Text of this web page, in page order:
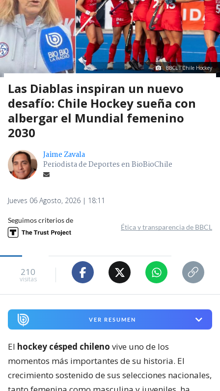
BBCL I Chile Hockey
Las Diablas inspiran un nuevo
desafío: Chile Hockey sueña con
albergar el Mundial femenino
2030
Jaime Zavala
Periodista de Deportes en BioBioChile
Jueves 06 Agosto, 2026 | 18:11
Seguimos criterios de
Ética y transparencia de BBCL
210
visitas
VER RESUMEN
El hockey césped chileno vive uno de los
momentos más importantes de su historia. El
crecimiento sostenido de sus selecciones nacionales,